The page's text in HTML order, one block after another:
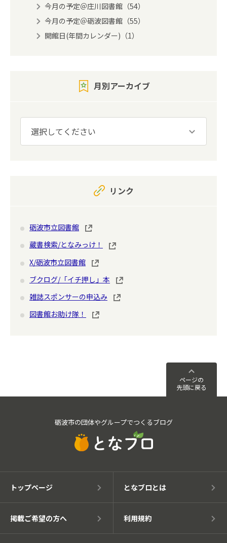
今月の予定＠庄川図書館（54）
今月の予定＠砺波図書館（55）
開館日(年間カレンダー)（1）
月別アーカイブ
リンク
砺波市立図書館
蔵書検索/となみっけ！
X/砺波市立図書館
ブクログ/「イチ押し」本
雑誌スポンサーの申込み
図書館お助け隊！
ページの
先頭に戻る
砺波市の団体やグループでつくるブログ
トップページ となブロとは
掲載ご希望の方へ 利用規約